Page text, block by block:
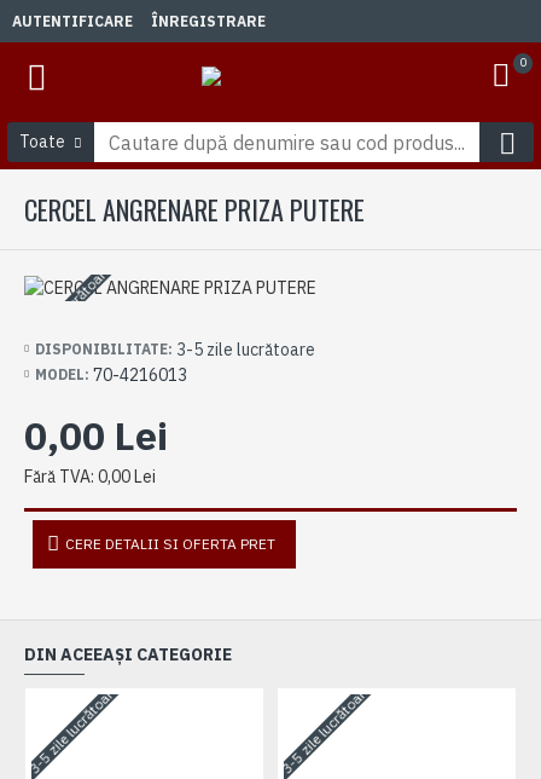
AUTENTIFICARE ÎNREGISTRARE
0
Toate
CERCEL ANGRENARE PRIZA PUTERE
3-5 zile lucrătoare
DISPONIBILITATE: 3-5 zile lucrătoare
MODEL: 70-4216013
0,00 Lei
Fără TVA: 0,00 Lei
CERE DETALII SI OFERTA PRET
DIN ACEEAȘI CATEGORIE
3-5 zile lucrătoare 3-5 zile lucrătoare